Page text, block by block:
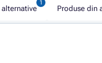
alternative Produse din